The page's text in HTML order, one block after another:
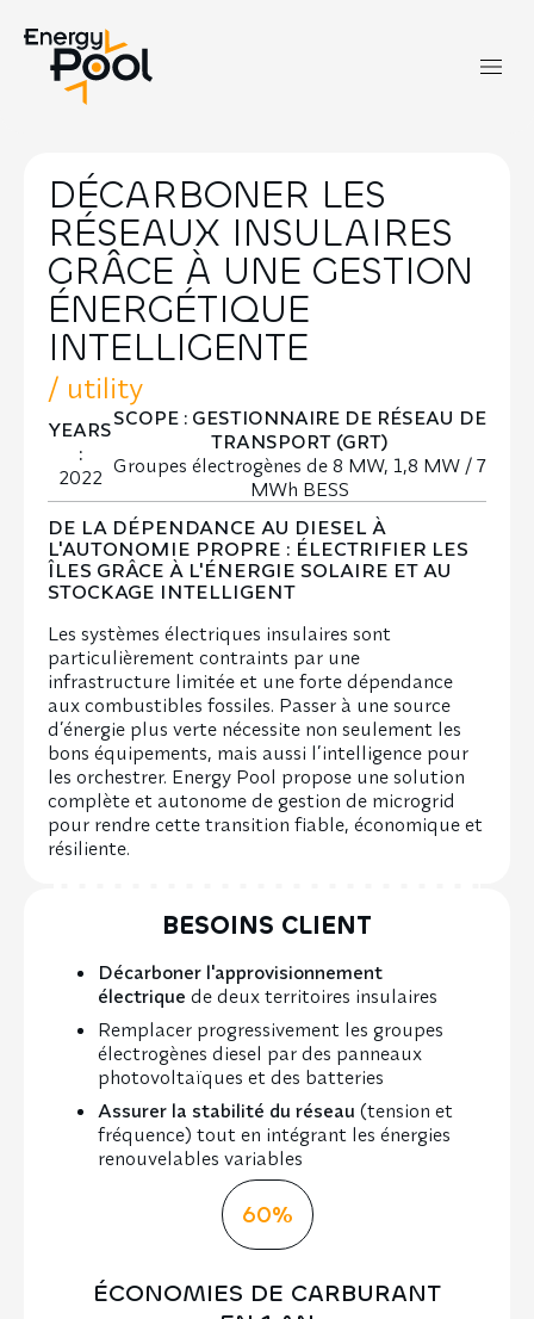
DÉCARBONER LES
RÉSEAUX INSULAIRES
GRÂCE À UNE GESTION
ÉNERGÉTIQUE
INTELLIGENTE
/ utility
YEARS
:
2022
SCOPE : GESTIONNAIRE DE RÉSEAU DE
TRANSPORT (GRT)
Groupes électrogènes de 8 MW, 1,8 MW / 7
MWh BESS
DE LA DÉPENDANCE AU DIESEL À
L'AUTONOMIE PROPRE : ÉLECTRIFIER LES
ÎLES GRÂCE À L'ÉNERGIE SOLAIRE ET AU
STOCKAGE INTELLIGENT
Les systèmes électriques insulaires sont
particulièrement contraints par une
infrastructure limitée et une forte dépendance
aux combustibles fossiles. Passer à une source
d’énergie plus verte nécessite non seulement les
bons équipements, mais aussi l’intelligence pour
les orchestrer. Energy Pool propose une solution
complète et autonome de gestion de microgrid
pour rendre cette transition fiable, économique et
résiliente.
BESOINS CLIENT
Décarboner l'approvisionnement
électrique de deux territoires insulaires
Remplacer progressivement les groupes
électrogènes diesel par des panneaux
photovoltaïques et des batteries
Assurer la stabilité du réseau (tension et
fréquence) tout en intégrant les énergies
renouvelables variables
60%
ÉCONOMIES DE CARBURANT